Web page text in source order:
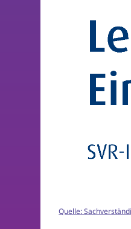
Quelle: